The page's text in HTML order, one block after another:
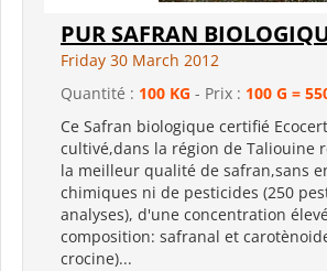
PUR SAFRAN
Friday 30 March 2012
Quantité : 100 KG - Prix : 100 G =
Ce Safran biologique certifié
cultivé,dans la région de Taliouine
la meilleur qualité de safran,sans
chimiques ni de pesticides (250
analyses), d'une concentration
composition: safranal et
crocine)...